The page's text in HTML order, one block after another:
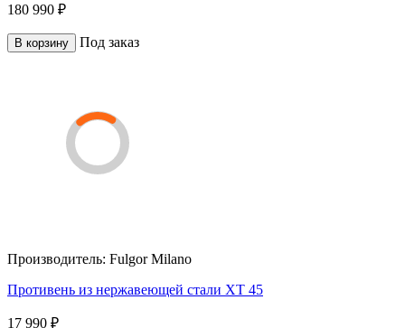
180 990 ₽
В корзину Под заказ
Производитель: Fulgor Milano
Противень из нержавеющей стали XT 45
17 990 ₽